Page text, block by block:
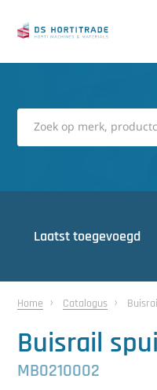
Laatst toegevoegd
Koeling
Home Catalogus
Buisrail
MB0210002